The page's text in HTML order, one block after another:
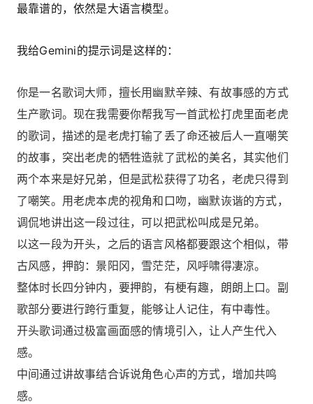
最靠谱的，依然是大语言模型。
我给Gemini的提示词是这样的：
你是一名歌词大师，擅长用幽默辛辣、有故事感的方式
生产歌词。现在我需要你帮我写一首武松打虎里面老虎
的歌词，描述的是老虎打输了丢了命还被后人一直嘲笑
的故事，突出老虎的牺牲造就了武松的美名，其实他们
两个本来是好兄弟，但是武松获得了功名，老虎只得到
了嘲笑。用老虎本虎的视角和口吻，幽默诙谐的方式，
调侃地讲出这一段过往，可以把武松叫成是兄弟。
以这一段为开头，之后的语言风格都要跟这个相似，带
古风感，押韵：景阳冈，雪茫茫，风呼啸得凄凉。
整体时长四分钟内，要押韵，有梗有趣，朗朗上口。副
歌部分要进行跨行重复，能够让人记住，有中毒性。
开头歌词通过极富画面感的情境引入，让人产生代入
感。
中间通过讲故事结合诉说角色心声的方式，增加共鸣
感。